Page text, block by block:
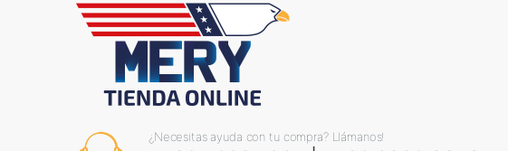
¿Necesitas ayuda con tu compra? Llámanos!